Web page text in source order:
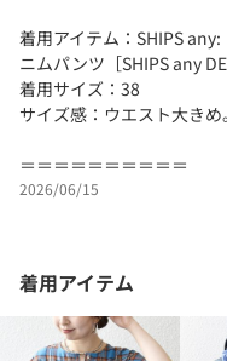
着用アイテム：SHIPS
ニムパンツ［SHIPS any
着用サイズ：38
サイズ感：ウエスト大きめ
＝＝＝＝＝＝＝＝＝＝
2026/06/15
着用アイテム